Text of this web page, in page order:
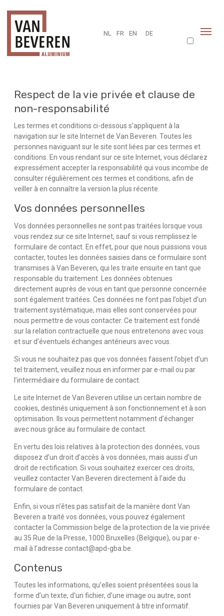
NL FR EN DE
Respect de la vie privée et clause de
non-responsabilité
Les termes et conditions ci-dessous s’appliquent à la
navigation sur le site Internet de Van Beveren. Toutes les
personnes naviguant sur le site sont liées par ces termes et
conditions. En vous rendant sur ce site Internet, vous déclarez
expressément accepter la responsabilité qui vous incombe de
consulter régulièrement ces termes et conditions, afin de
veiller à en connaître la version la plus récente.
Vos données personnelles
Vos données personnelles ne sont pas traitées lorsque vous
vous rendez sur ce site Internet, sauf si vous remplissez le
formulaire de contact. En effet, pour que nous puissions vous
contacter, toutes les données saisies dans ce formulaire sont
transmises à Van Beveren, qui les traite ensuite en tant que
responsable du traitement. Les données obtenues
directement auprès de vous en tant que personne concernée
sont également traitées. Ces données ne font pas l’objet d’un
traitement systématique, mais elles sont conservées pour
nous permettre de vous contacter. Ce traitement est fondé
sur la relation contractuelle que nous entretenons avec vous
et sur d’éventuels échanges antérieurs avec vous.
Si vous ne souhaitez pas que vos données fassent l’objet d’un
tel traitement, veuillez nous en informer par e-mail ou par
l’intermédiaire du formulaire de contact.
Le site Internet de Van Beveren utilise un certain nombre de
cookies, destinés uniquement à son fonctionnement et à son
optimisation. Ils vous permettent notamment d’échanger
avec nous grâce au formulaire de contact.
En vertu des lois relatives à la protection des données, vous
disposez d’un droit d’accès à vos données, mais aussi d’un
droit de rectification. Si vous souhaitez exercer ces droits,
veuillez contacter Van Beveren directement à l’aide du
formulaire de contact.
Enfin, si vous n’êtes pas satisfait de la manière dont Van
Beveren a traité vos données, vous pouvez également
contacter la Commission belge de la protection de la vie privée
au 35 Rue de la Presse, 1000 Bruxelles (Belgique), ou par e-
mail à l’adresse contact@apd-gba.be.
Contenus
Toutes les informations, qu’elles soient présentées sous la
forme d’un texte, d’un fichier, d’une image ou autre, sont
fournies par Van Beveren uniquement à titre informatif.